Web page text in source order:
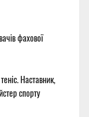
фахової
Наставник,
спорту